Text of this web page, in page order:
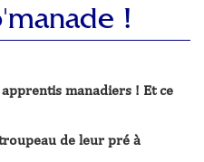
!
manadiers ! Et ce
de leur pré à